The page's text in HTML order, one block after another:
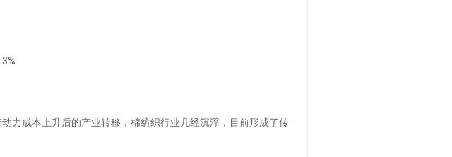
成本上升后的产业转移，棉纺织行业几经沉浮，目前形成了传